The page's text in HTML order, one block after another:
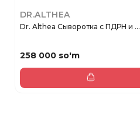
DR.ALTHEA
Dr. Althea Сыворотка с ПДРН и ...
258 000 so'm